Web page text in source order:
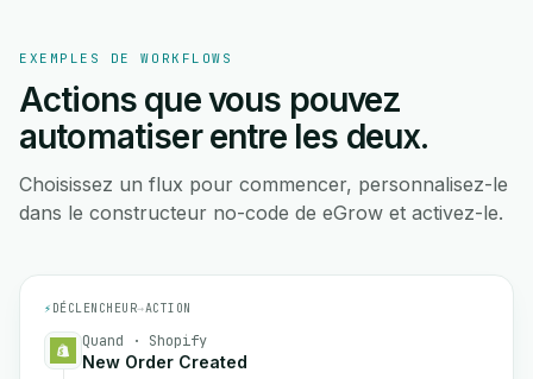
EXEMPLES DE WORKFLOWS
Actions que vous pouvez
automatiser entre les deux.
Choisissez un flux pour commencer, personnalisez-le
dans le constructeur no-code de eGrow et activez-le.
⚡ DÉCLENCHEUR→ACTION
Quand · Shopify
New Order Created